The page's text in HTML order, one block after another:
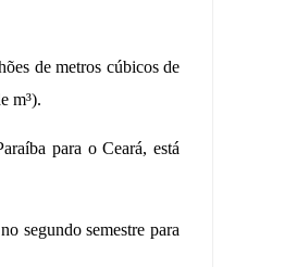
de metros cúbicos de
m³).
para o Ceará, está
segundo semestre para